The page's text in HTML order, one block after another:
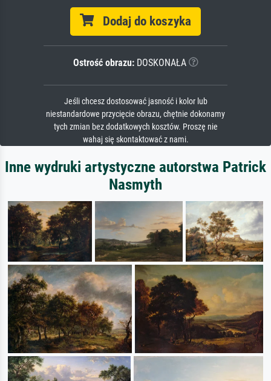
Dodaj do koszyka
Ostrość obrazu:DOSKONAŁA
Jeśli chcesz dostosować jasność i kolor lub
niestandardowe przycięcie obrazu, chętnie dokonamy
tych zmian bez dodatkowych kosztów. Proszę nie
wahaj się skontaktować z nami.
Inne wydruki artystyczne autorstwa Patrick
Nasmyth